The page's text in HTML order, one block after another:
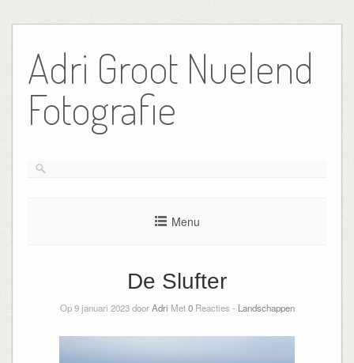
de
inhoud
Adri Groot Nuelend
Fotografie
Menu
De Slufter
Op 9 januari 2023 doorAdri Met0Reacties - Landschappen